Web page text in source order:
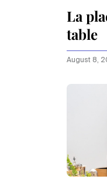
La
table
August 8,